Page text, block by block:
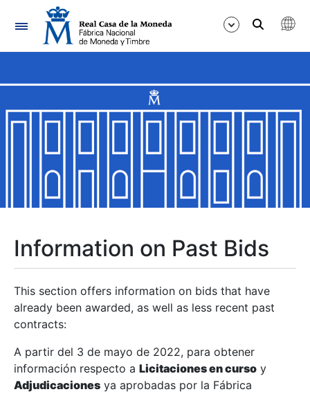
Navigation
Show/Hide
Show/Hide
Show/Hide
Show/Hide
Show/Hide
Information on Past Bids
This section offers information on bids that have
already been awarded, as well as less recent past
contracts:
A partir del 3 de mayo de 2022, para obtener
información respecto a Licitaciones en curso y
Adjudicaciones ya aprobadas por la Fábrica